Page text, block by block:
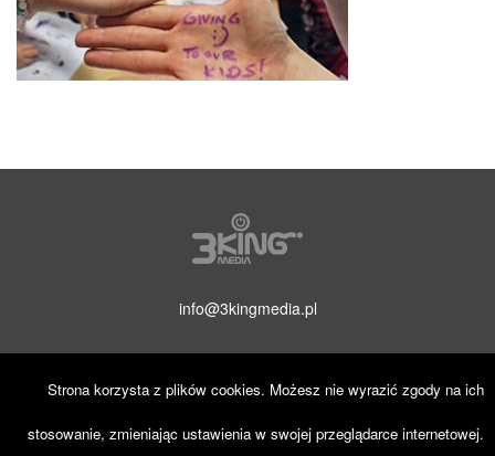
info@3kingmedia.pl
© 2019 3KINGmedia. Wszelkie prawa zastrzeżone.
Strona korzysta z plików cookies. Możesz nie wyrazić zgody na ich
stosowanie, zmieniając ustawienia w swojej przeglądarce internetowej.